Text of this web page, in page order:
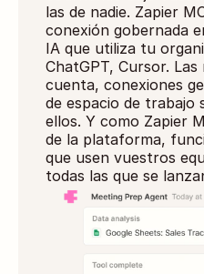
las de nadie. Zapier
conexión gobernada
IA que utiliza tu
ChatGPT, Cursor.
cuenta, conexiones
de espacio de trabajo
ellos. Y como Zapier
de la plataforma,
que usen vuestros
todas las que se